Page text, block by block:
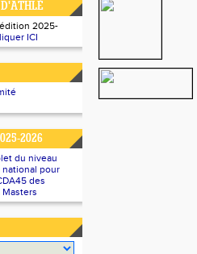
D'ATHLÉ
2025-
ICI
2026
du niveau
pour
des
Masters